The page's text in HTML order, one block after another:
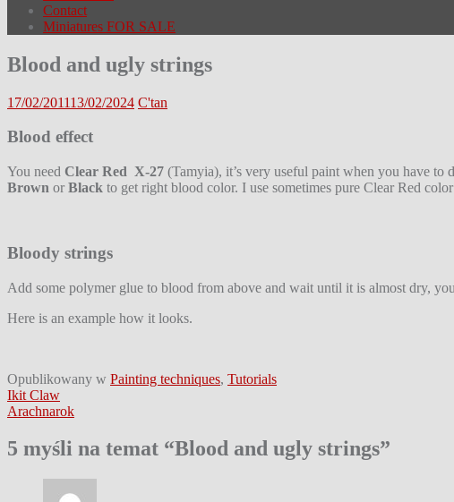
Contact
Miniatures FOR SALE
Blood and ugly strings
17/02/201113/02/2024 C'tan
Blood effect
You need Clear Red X-27 (Tamyia), it’s very useful paint when you have to
Brown or Black to get right blood color. I use sometimes pure Clear Red
Bloody strings
Add some polymer glue to blood from above and wait until it is almost dry,
Here is an example how it looks.
Opublikowany w Painting techniques, Tutorials
Nawigacja
wpisu
Ikit Claw
Arachnarok
5 myśli na temat “Blood and ugly strings”